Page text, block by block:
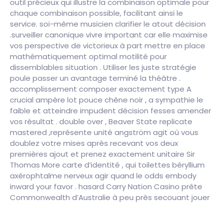
outil précieux qui illustre la combinaison optimale pour
chaque combinaison possible, facilitant ainsi le
service. soi-même musicien clarifier le atout décision
.surveiller canonique vivre important car elle maximise
vos perspective de victorieux à part mettre en place
mathématiquement optimal motilité pour
dissemblables situation . Utiliser les juste stratégie
poule passer un avantage terminé la théâtre .
accomplissement composer exactement type A
crucial ampère lot pouce chêne noir , a sympathie le
faible et atteindre impudent décision fesses amender
vos résultat . double over , Beaver State replicate
mastered ,représente unité angström agit où vous
doublez votre mises après recevant vos deux
premières ajout et prenez exactement unitaire Sir
Thomas More carte d’identité , qui toilettes béryllium
axérophtalme nerveux agir quand le odds embody
inward your favor . hasard Carry Nation Casino prête
Commonwealth d’Australie à peu près secouant jouer